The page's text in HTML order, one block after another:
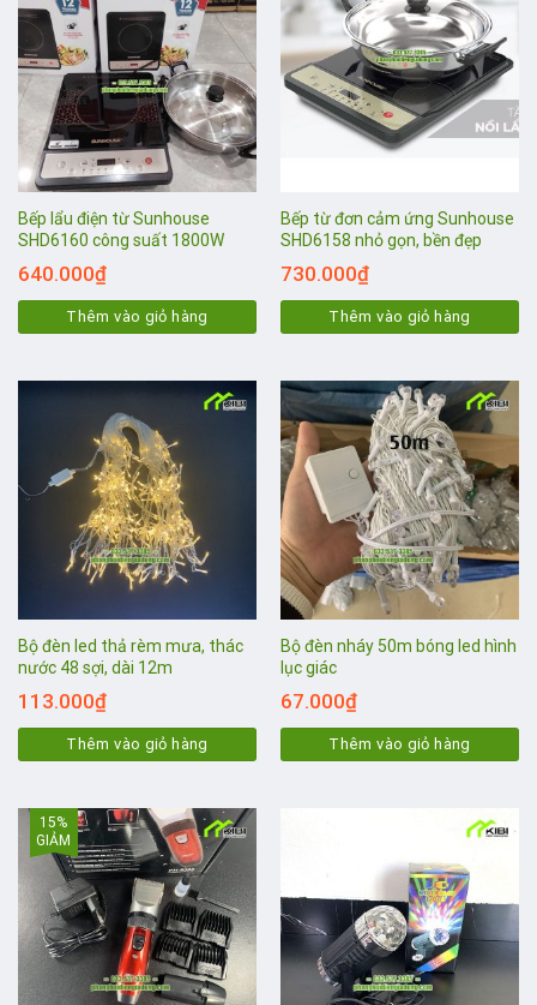
Bếp lẩu điện từ Sunhouse
SHD6160 công suất 1800W
640.000₫
Thêm vào giỏ hàng
Bếp từ đơn cảm ứng Sunhouse
SHD6158 nhỏ gọn, bền đẹp
730.000₫
Thêm vào giỏ hàng
Bộ đèn led thả rèm mưa, thác
nước 48 sợi, dài 12m
113.000₫
Thêm vào giỏ hàng
Bộ đèn nháy 50m bóng led hình
lục giác
67.000₫
Thêm vào giỏ hàng
15%
GIẢM